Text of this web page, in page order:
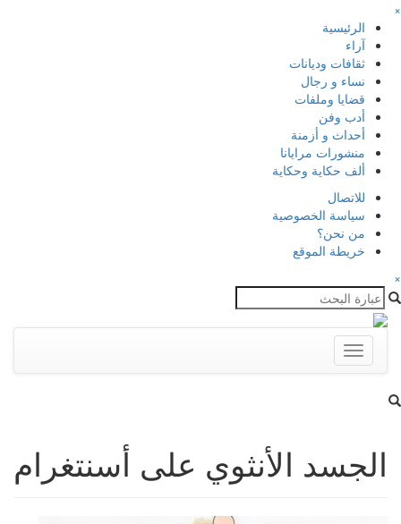
×
الرئيسية
آراء
ثقافات وديانات
نساء و رجال
قضايا وملفات
أدب وفن
أحداث و أزمنة
منشورات مرايانا
ألف حكاية وحكاية
للاتصال
سياسة الخصوصية
من نحن؟
خريطة الموقع
×
Toggle
navigation
الجسد الأنثوي على أسنتغرام